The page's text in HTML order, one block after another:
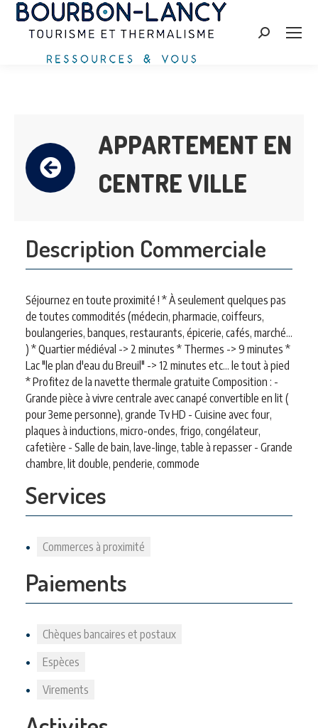
Zoeken:
APPARTEMENT EN
CENTRE VILLE
Description Commerciale
Séjournez en toute proximité ! * À seulement quelques pas
de toutes commodités (médecin, pharmacie, coiffeurs,
boulangeries, banques, restaurants, épicerie, cafés, marché...
) * Quartier médiéval -> 2 minutes * Thermes -> 9 minutes *
Lac "le plan d'eau du Breuil" -> 12 minutes etc... le tout à pied
* Profitez de la navette thermale gratuite Composition : -
Grande pièce à vivre centrale avec canapé convertible en lit (
pour 3eme personne), grande Tv HD - Cuisine avec four,
plaques à inductions, micro-ondes, frigo, congélateur,
cafetière - Salle de bain, lave-linge, table à repasser - Grande
chambre, lit double, penderie, commode
Services
Commerces à proximité
Paiements
Chèques bancaires et postaux
Espèces
Virements